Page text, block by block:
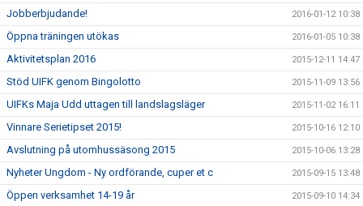
Jobberbjudande! 2016-01-12 10:38
Öppna träningen utökas 2016-01-05 10:38
Aktivitetsplan 2016 2015-12-11 14:47
Stöd UIFK genom Bingolotto 2015-11-09 13:56
UIFKs Maja Udd uttagen till landslagsläger 2015-11-02 16:11
Vinnare Serietipset 2015! 2015-10-16 12:10
Avslutning på utomhussäsong 2015 2015-10-06 13:28
Nyheter Ungdom - Ny ordförande, cuper et c 2015-09-15 13:48
Öppen verksamhet 14-19 år 2015-09-10 14:34